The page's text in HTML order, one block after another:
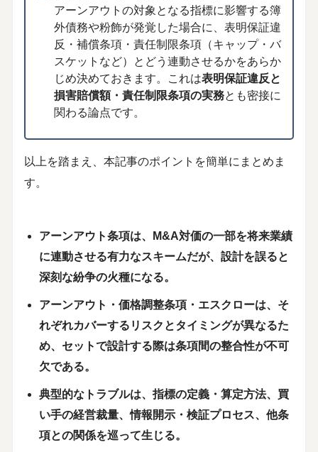
アーンアウトの対象となる指標に影響する簿
外債務や粉飾が発覚した場合に、表明保証違
反・補償条項・責任制限条項（キャップ・バ
スケットなど）とどう連動させるかをあらか
じめ決めておきます。これは表明保証違反と
損害賠償額・責任制限条項の実務とも密接に
関わる論点です。
以上を踏まえ、本記事のポイントを簡単にまとめま
す。
アーンアウト条項は、M&A対価の一部を将来業績
に連動させる有力なスキームだが、設計を誤ると
深刻な紛争の火種になる。
アーンアウト・価格調整条項・エスクローは、そ
れぞれカバーするリスクとタイミングが異なるた
め、セットで設計する際は条項間の整合性が不可
欠である。
典型的なトラブルは、指標の定義・算定方法、買
い手の経営裁量、情報開示・検証プロセス、他条
項との関係を巡って生じる。